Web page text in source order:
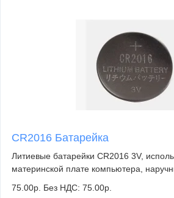
CR2016 Батарейка
Литиевые батарейки CR2016 3V,
материнской плате компьютера,
75.00р. Без НДС: 75.00р.